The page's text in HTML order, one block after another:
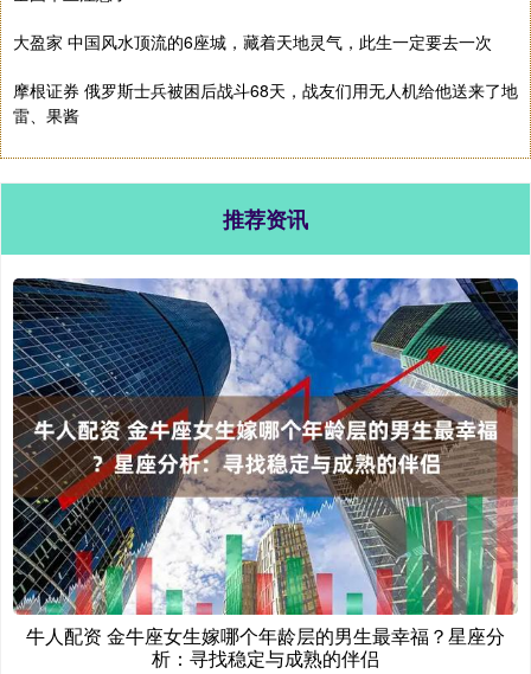
大盈家 中国风水顶流的6座城，藏着天地灵气，此生一定要去一次
摩根证券 俄罗斯士兵被困后战斗68天，战友们用无人机给他送来了地
雷、果酱
推荐资讯
牛人配资 金牛座女生嫁哪个年龄层的男生最幸福？星座分
析：寻找稳定与成熟的伴侣